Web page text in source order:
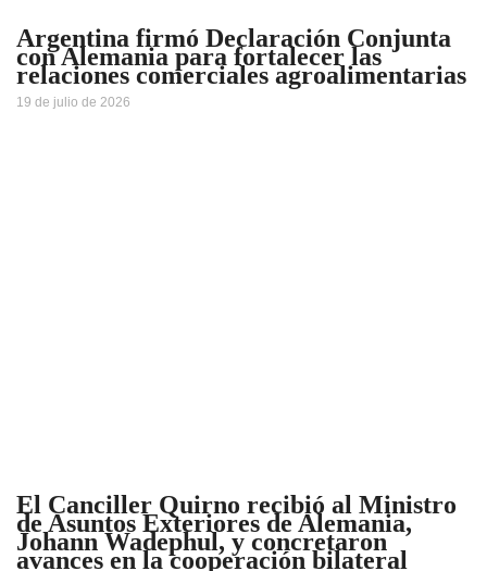
Argentina firmó Declaración Conjunta
con Alemania para fortalecer las
relaciones comerciales agroalimentarias
19 de julio de 2026
El Canciller Quirno recibió al Ministro
de Asuntos Exteriores de Alemania,
Johann Wadephul, y concretaron
avances en la cooperación bilateral